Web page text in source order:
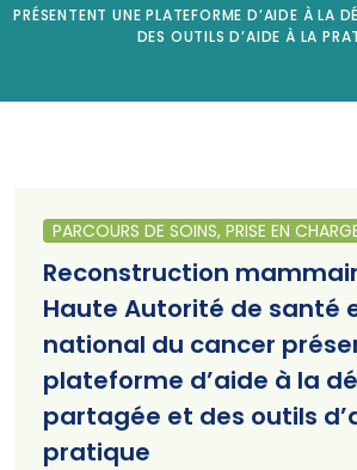
PRÉSENTENT UNE PLATEFORME D’AIDE À LA
DES OUTILS D’AIDE À LA
PARCOURS DE SOINS, PRISE EN
Reconstruction
Haute Autorité de santé
national du cancer
plateforme d’aide à la
partagée et des outils
pratique